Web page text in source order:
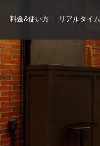
料金&使い方 リアルタイム